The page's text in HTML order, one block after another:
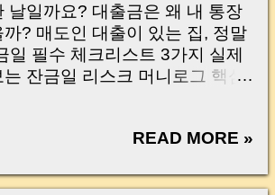
날일까요? 대출금은 왜 내 통장
? 매도인 대출이 있는 집, 정말
일 필수 체크리스트 3가지 실제
잔금일 리스크 머니로그 핵심
It Safe If the Seller Has a
Mistakes to Avoid MoneyLog
READ MORE »